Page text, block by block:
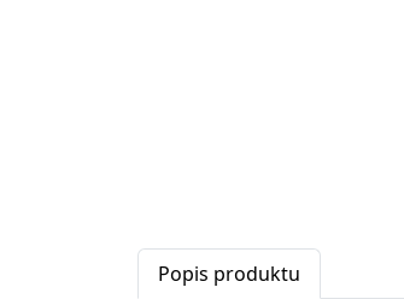
Popis produktu